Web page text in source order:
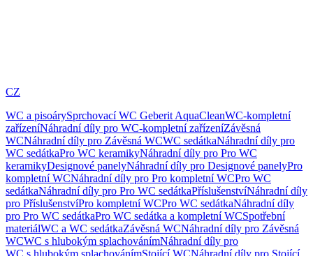
CZ
WC a pisoárySprchovací WC Geberit AquaCleanWC-kompletní
zařízeníNáhradní díly pro WC-kompletní zařízeníZávěsná
WCNáhradní díly pro Závěsná WCWC sedátkaNáhradní díly pro
WC sedátkaPro WC keramikyNáhradní díly pro Pro WC
keramikyDesignové panelyNáhradní díly pro Designové panelyPro
kompletní WCNáhradní díly pro Pro kompletní WCPro WC
sedátkaNáhradní díly pro Pro WC sedátkaPříslušenstvíNáhradní díly
pro PříslušenstvíPro kompletní WCPro WC sedátkaNáhradní díly
pro Pro WC sedátkaPro WC sedátka a kompletní WCSpotřební
materiálWC a WC sedátkaZávěsná WCNáhradní díly pro Závěsná
WCWC s hlubokým splachovánímNáhradní díly pro
WC s hlubokým splachovánímStojící WCNáhradní díly pro Stojící